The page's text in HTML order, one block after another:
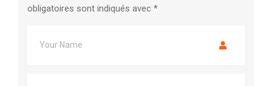
obligatoires sont indiqués avec *